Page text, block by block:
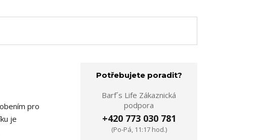
pro
je
Potřebujete poradit?
Barf´s Life Zákaznická
podpora
+420 773 030 781
(Po-Pá, 11:17 hod.)